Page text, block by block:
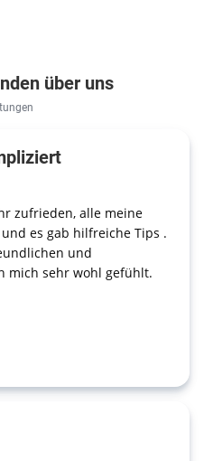
über uns
zufrieden, alle meine
es gab hilfreiche Tips .
und
mich sehr wohl gefühlt.